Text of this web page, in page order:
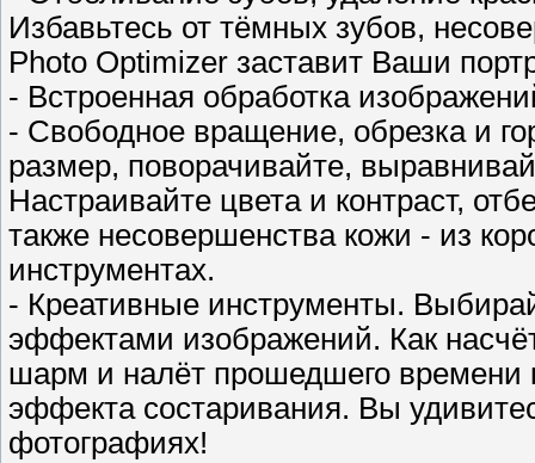
Избавьтесь от тёмных зубов,
Photo Optimizer заставит Ваши
- Встроенная обработка
- Свободное вращение, обрезка и
размер, поворачивайте,
Настраивайте цвета и контраст,
также несовершенства кожи - из
инструментах.
- Креативные инструменты.
эффектами изображений. Как
шарм и налёт прошедшего
эффекта состаривания. Вы
фотографиях!